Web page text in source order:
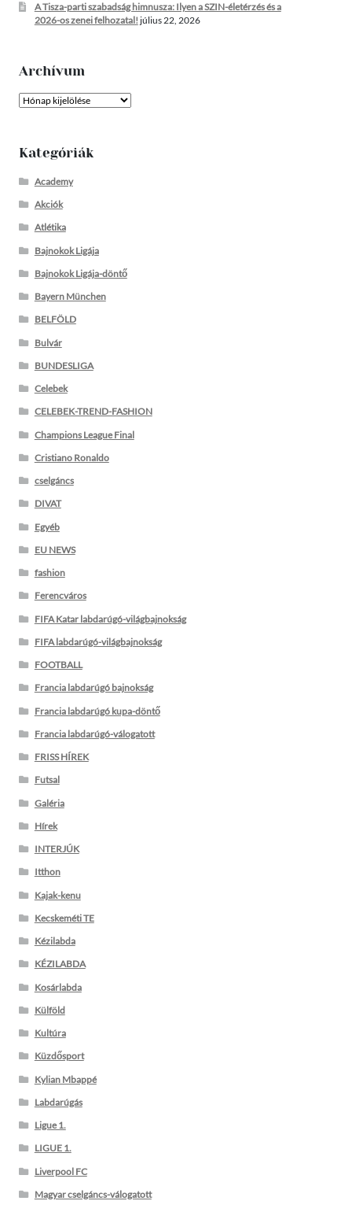
A Tisza-parti szabadság himnusza: Ilyen a SZIN-életérzés és a
2026-os zenei felhozatal! július 22, 2026
Archívum
Archívum
Kategóriák
Academy
Akciók
Atlétika
Bajnokok Ligája
Bajnokok Ligája-döntő
Bayern München
BELFÖLD
Bulvár
BUNDESLIGA
Celebek
CELEBEK-TREND-FASHION
Champions League Final
Cristiano Ronaldo
cselgáncs
DIVAT
Egyéb
EU NEWS
fashion
Ferencváros
FIFA Katar labdarúgó-világbajnokság
FIFA labdarúgó-világbajnokság
FOOTBALL
Francia labdarúgó bajnokság
Francia labdarúgó kupa-döntő
Francia labdarúgó-válogatott
FRISS HÍREK
Futsal
Galéria
Hírek
INTERJÚK
Itthon
Kajak-kenu
Kecskeméti TE
Kézilabda
KÉZILABDA
Kosárlabda
Külföld
Kultúra
Küzdősport
Kylian Mbappé
Labdarúgás
Ligue 1.
LIGUE 1.
Liverpool FC
Magyar cselgáncs-válogatott